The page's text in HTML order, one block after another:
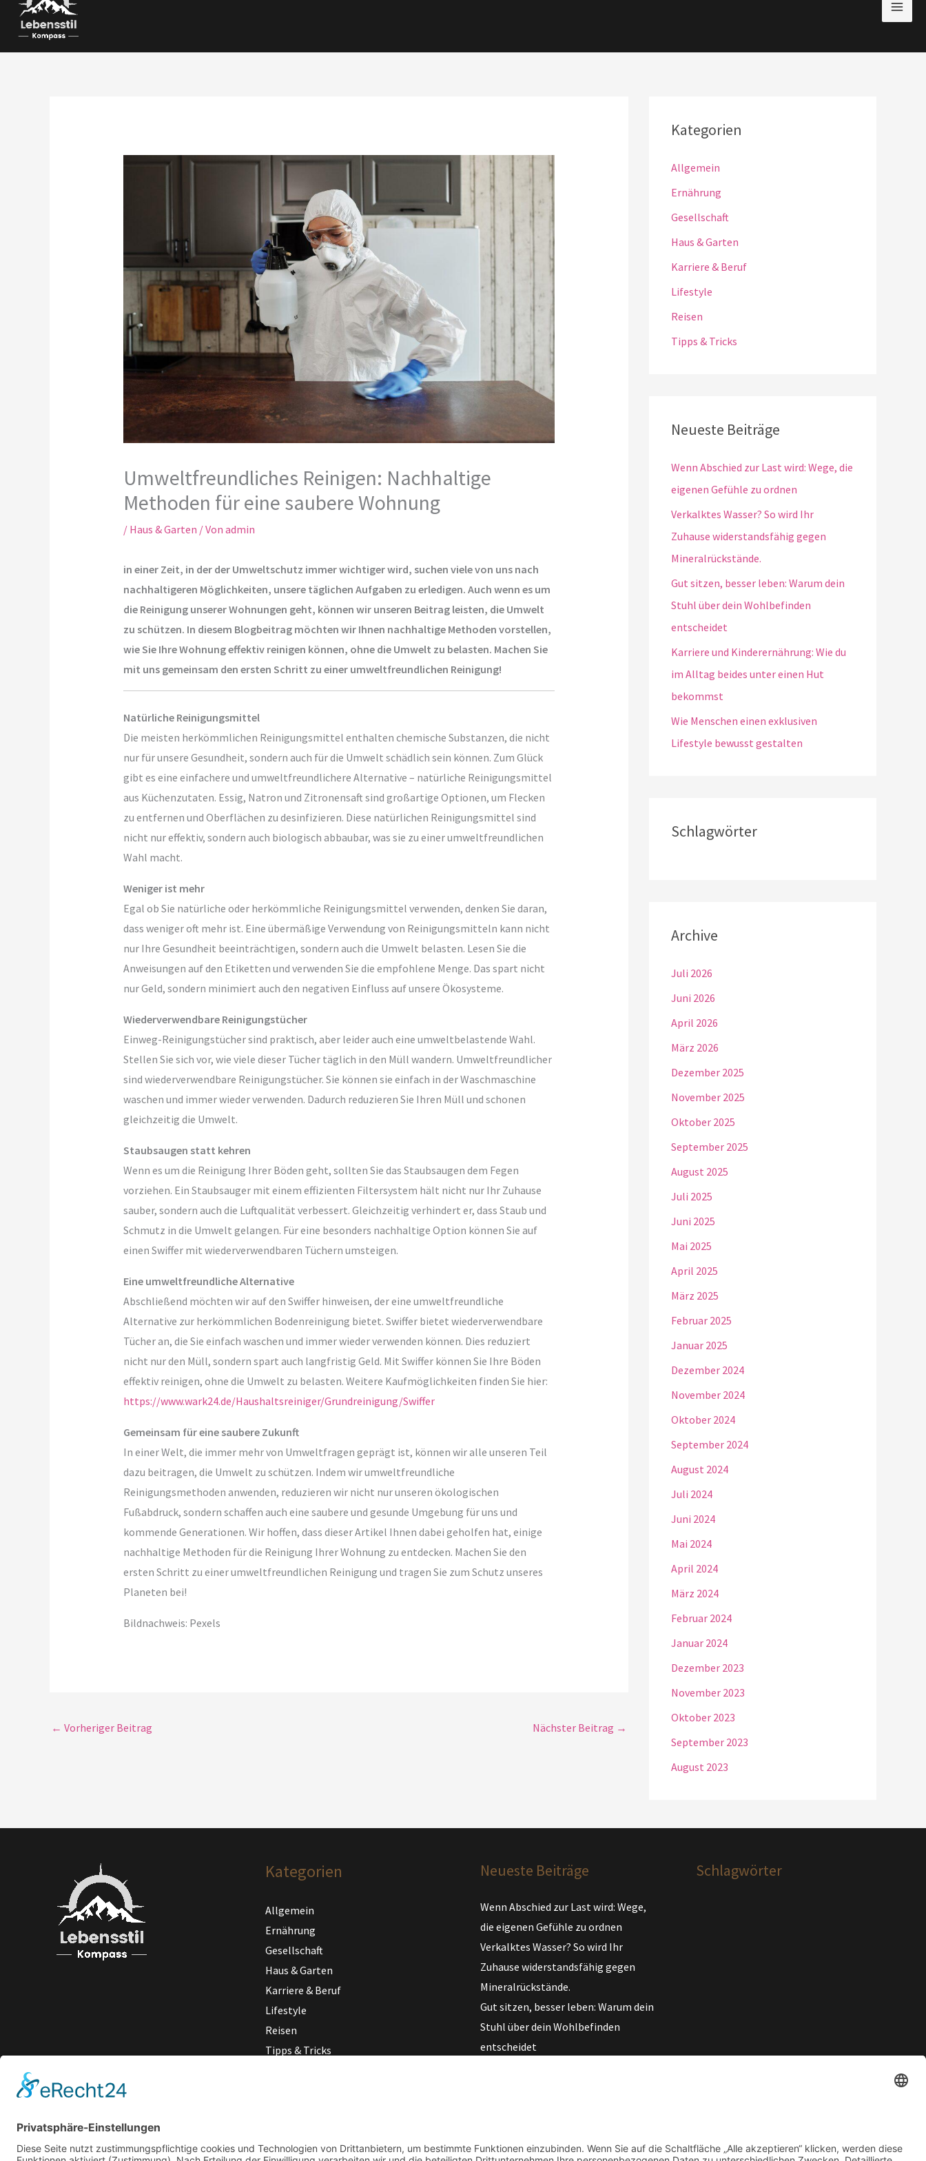
Umweltfreundliches Reinigen: Nachhaltige
Methoden für eine saubere Wohnung
/ Haus & Garten / Von admin
in einer Zeit, in der der Umweltschutz immer wichtiger wird, suchen viele von uns nach
nachhaltigeren Möglichkeiten, unsere täglichen Aufgaben zu erledigen. Auch wenn es um
die Reinigung unserer Wohnungen geht, können wir unseren Beitrag leisten, die Umwelt
zu schützen. In diesem Blogbeitrag möchten wir Ihnen nachhaltige Methoden vorstellen,
wie Sie Ihre Wohnung effektiv reinigen können, ohne die Umwelt zu belasten. Machen Sie
mit uns gemeinsam den ersten Schritt zu einer umweltfreundlichen Reinigung!
Natürliche Reinigungsmittel
Die meisten herkömmlichen Reinigungsmittel enthalten chemische Substanzen, die nicht
nur für unsere Gesundheit, sondern auch für die Umwelt schädlich sein können. Zum Glück
gibt es eine einfachere und umweltfreundlichere Alternative – natürliche Reinigungsmittel
aus Küchenzutaten. Essig, Natron und Zitronensaft sind großartige Optionen, um Flecken
zu entfernen und Oberflächen zu desinfizieren. Diese natürlichen Reinigungsmittel sind
nicht nur effektiv, sondern auch biologisch abbaubar, was sie zu einer umweltfreundlichen
Wahl macht.
Weniger ist mehr
Egal ob Sie natürliche oder herkömmliche Reinigungsmittel verwenden, denken Sie daran,
dass weniger oft mehr ist. Eine übermäßige Verwendung von Reinigungsmitteln kann nicht
nur Ihre Gesundheit beeinträchtigen, sondern auch die Umwelt belasten. Lesen Sie die
Anweisungen auf den Etiketten und verwenden Sie die empfohlene Menge. Das spart nicht
nur Geld, sondern minimiert auch den negativen Einfluss auf unsere Ökosysteme.
Wiederverwendbare Reinigungstücher
Einweg-Reinigungstücher sind praktisch, aber leider auch eine umweltbelastende Wahl.
Stellen Sie sich vor, wie viele dieser Tücher täglich in den Müll wandern. Umweltfreundlicher
sind wiederverwendbare Reinigungstücher. Sie können sie einfach in der Waschmaschine
waschen und immer wieder verwenden. Dadurch reduzieren Sie Ihren Müll und schonen
gleichzeitig die Umwelt.
Staubsaugen statt kehren
Wenn es um die Reinigung Ihrer Böden geht, sollten Sie das Staubsaugen dem Fegen
vorziehen. Ein Staubsauger mit einem effizienten Filtersystem hält nicht nur Ihr Zuhause
sauber, sondern auch die Luftqualität verbessert. Gleichzeitig verhindert er, dass Staub und
Schmutz in die Umwelt gelangen. Für eine besonders nachhaltige Option können Sie auf
einen Swiffer mit wiederverwendbaren Tüchern umsteigen.
Eine umweltfreundliche Alternative
Abschließend möchten wir auf den Swiffer hinweisen, der eine umweltfreundliche
Alternative zur herkömmlichen Bodenreinigung bietet. Swiffer bietet wiederverwendbare
Tücher an, die Sie einfach waschen und immer wieder verwenden können. Dies reduziert
nicht nur den Müll, sondern spart auch langfristig Geld. Mit Swiffer können Sie Ihre Böden
effektiv reinigen, ohne die Umwelt zu belasten. Weitere Kaufmöglichkeiten finden Sie hier:
https://www.wark24.de/Haushaltsreiniger/Grundreinigung/Swiffer
Gemeinsam für eine saubere Zukunft
In einer Welt, die immer mehr von Umweltfragen geprägt ist, können wir alle unseren Teil
dazu beitragen, die Umwelt zu schützen. Indem wir umweltfreundliche
Reinigungsmethoden anwenden, reduzieren wir nicht nur unseren ökologischen
Fußabdruck, sondern schaffen auch eine saubere und gesunde Umgebung für uns und
kommende Generationen. Wir hoffen, dass dieser Artikel Ihnen dabei geholfen hat, einige
nachhaltige Methoden für die Reinigung Ihrer Wohnung zu entdecken. Machen Sie den
ersten Schritt zu einer umweltfreundlichen Reinigung und tragen Sie zum Schutz unseres
Planeten bei!
Bildnachweis: Pexels
← Vorheriger Beitrag Nächster Beitrag →
Kategorien
Allgemein
Ernährung
Gesellschaft
Haus & Garten
Karriere & Beruf
Lifestyle
Reisen
Tipps & Tricks
Neueste Beiträge
Wenn Abschied zur Last wird: Wege, die
eigenen Gefühle zu ordnen
Verkalktes Wasser? So wird Ihr
Zuhause widerstandsfähig gegen
Mineralrückstände.
Gut sitzen, besser leben: Warum dein
Stuhl über dein Wohlbefinden
entscheidet
Karriere und Kinderernährung: Wie du
im Alltag beides unter einen Hut
bekommst
Wie Menschen einen exklusiven
Lifestyle bewusst gestalten
Schlagwörter
Archive
Juli 2026
Juni 2026
April 2026
März 2026
Dezember 2025
November 2025
Oktober 2025
September 2025
August 2025
Juli 2025
Juni 2025
Mai 2025
April 2025
März 2025
Februar 2025
Januar 2025
Dezember 2024
November 2024
Oktober 2024
September 2024
August 2024
Juli 2024
Juni 2024
Mai 2024
April 2024
März 2024
Februar 2024
Januar 2024
Dezember 2023
November 2023
Oktober 2023
September 2023
August 2023
Kategorien
Allgemein
Ernährung
Gesellschaft
Haus & Garten
Karriere & Beruf
Lifestyle
Reisen
Tipps & Tricks
Neueste Beiträge
Wenn Abschied zur Last wird: Wege,
die eigenen Gefühle zu ordnen
Verkalktes Wasser? So wird Ihr
Zuhause widerstandsfähig gegen
Mineralrückstände.
Gut sitzen, besser leben: Warum dein
Stuhl über dein Wohlbefinden
entscheidet
Lifestyle bewusst gestalten
Schlagwörter